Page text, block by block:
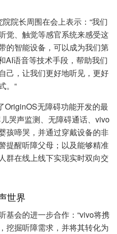
院长周围在会上表示：“我们
觉、触觉等感官系统来感受这
的智能设备，可以成为我们第
AI语音等技术手段，帮助我们
己，让我们更好地听见，更好
。“
OriginOS无障碍功能开发的最
哭声监测、无障碍通话、vivo
孩啼哭，并通过穿戴设备的非
提醒听障父母；以及能够精准
群在线上线下实现实时双向交
世界
基会的进一步合作：“vivo将携
挖掘听障需求，并将其转化为